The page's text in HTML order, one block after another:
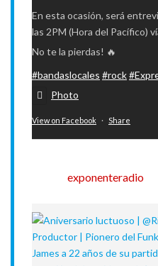
En esta ocasión, será
las 2PM (Hora del Pacífico)
No te la pierdas! 🔥
#bandaslocales #rock
Photo
View on Facebook · Share
exponenteradio